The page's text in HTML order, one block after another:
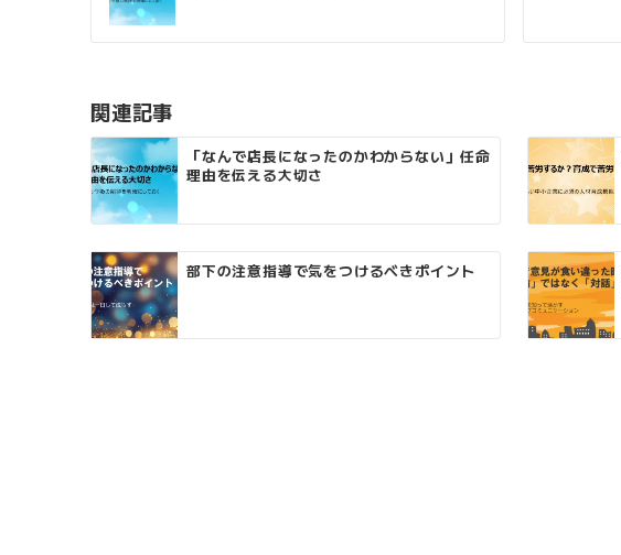
ナ
ゲ
ー
シ
ョ
ン
関連記事
「なんで店長になったのかわからない」任命
理由を伝える大切さ
部下の注意指導で気をつけるべきポイント